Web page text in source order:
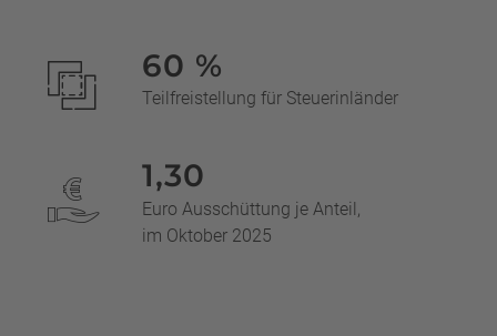
60 %
Teilfreistellung für Steuerinländer
1,30
Euro Ausschüttung je Anteil,
im Oktober 2025